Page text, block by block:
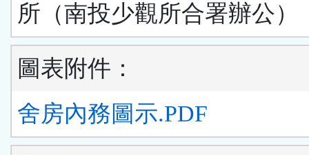
所（南投少觀所合署辦公）
圖表附件：
舍房內務圖示.PDF